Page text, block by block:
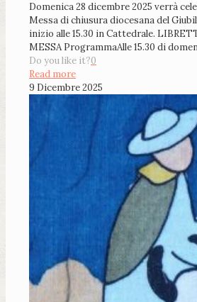
Domenica 28 dicembre 2025 verrà
Messa di chiusura diocesana del
inizio alle 15.30 in Cattedrale.
MESSA ProgrammaAlle 15.30 di
Do you like it?0
Read more
9 Dicembre 2025